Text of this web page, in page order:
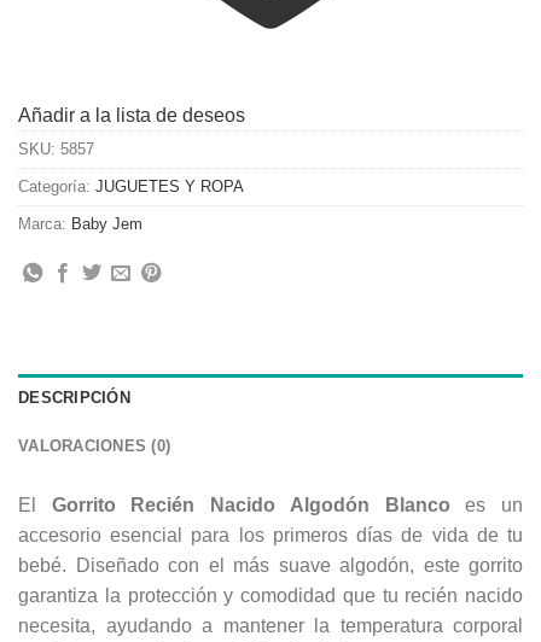
Añadir a la lista de deseos
SKU: 5857
Categoría: JUGUETES Y ROPA
Marca: Baby Jem
DESCRIPCIÓN
VALORACIONES (0)
El Gorrito Recién Nacido Algodón Blanco es un
accesorio esencial para los primeros días de vida de tu
bebé. Diseñado con el más suave algodón, este gorrito
garantiza la protección y comodidad que tu recién nacido
necesita, ayudando a mantener la temperatura corporal